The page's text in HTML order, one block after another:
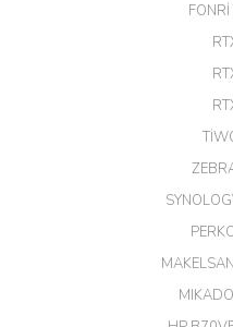
EROL ÇAKMAK | 26/12/2025